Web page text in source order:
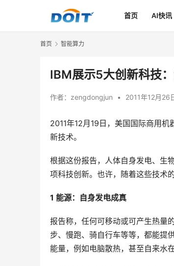
首页 AI快讯
首页 智能算力
IBM展示5大创新科技
作者： zengdongjun • 2011年12月26
2011年12月19日，美国国际商用
新技术。
根据这份报告，人体自身发电、生
项科技创新。也许，随着这些技术
1 能源：自身发电成真
报告称，任何可移动或可产生热量
步、慢跑、骑自行车等等，都能提
能量，例如电脑散热，甚至自来水